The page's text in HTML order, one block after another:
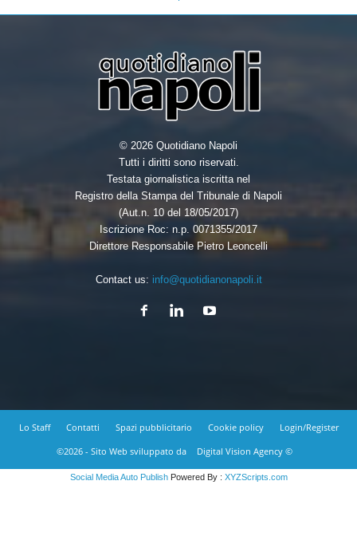
© 2026 Quotidiano Napoli
Tutti i diritti sono riservati.
Testata giornalistica iscritta nel
Registro della Stampa del Tribunale di Napoli
(Aut.n. 10 del 18/05/2017)
Iscrizione Roc: n.p. 0071355/2017
Direttore Responsabile Pietro Leoncelli
Contact us: info@quotidianonapoli.it
Lo Staff Contatti Spazi pubblicitario Cookie policy
Login/Register
©2026 - Sito Web sviluppato da
Digital Vision Agency ©
Social Media Auto PublishPowered By : XYZScripts.com